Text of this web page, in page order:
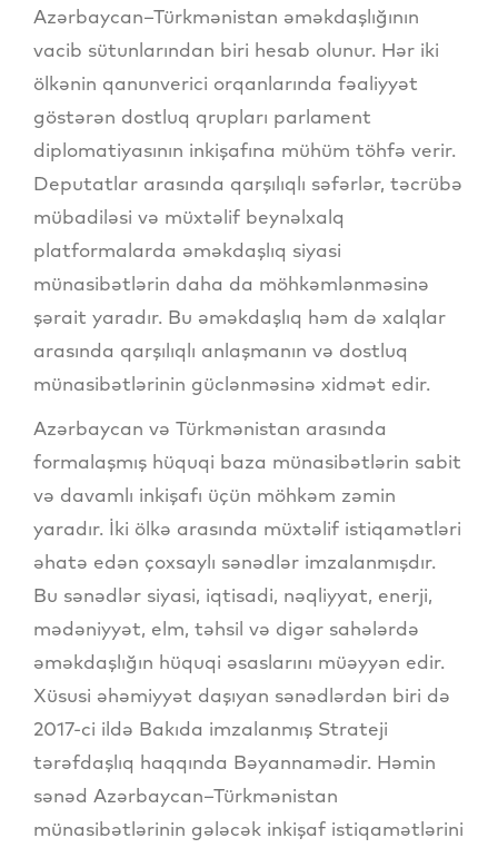
Azərbaycan–Türkmənistan əməkdaşlığının
vacib sütunlarından biri hesab olunur. Hər iki
ölkənin qanunverici orqanlarında fəaliyyət
göstərən dostluq qrupları parlament
diplomatiyasının inkişafına mühüm töhfə verir.
Deputatlar arasında qarşılıqlı səfərlər, təcrübə
mübadiləsi və müxtəlif beynəlxalq
platformalarda əməkdaşlıq siyasi
münasibətlərin daha da möhkəmlənməsinə
şərait yaradır. Bu əməkdaşlıq həm də xalqlar
arasında qarşılıqlı anlaşmanın və dostluq
münasibətlərinin güclənməsinə xidmət edir.
Azərbaycan və Türkmənistan arasında
formalaşmış hüquqi baza münasibətlərin sabit
və davamlı inkişafı üçün möhkəm zəmin
yaradır. İki ölkə arasında müxtəlif istiqamətləri
əhatə edən çoxsaylı sənədlər imzalanmışdır.
Bu sənədlər siyasi, iqtisadi, nəqliyyat, enerji,
mədəniyyət, elm, təhsil və digər sahələrdə
əməkdaşlığın hüquqi əsaslarını müəyyən edir.
Xüsusi əhəmiyyət daşıyan sənədlərdən biri də
2017-ci ildə Bakıda imzalanmış Strateji
tərəfdaşlıq haqqında Bəyannamədir. Həmin
sənəd Azərbaycan–Türkmənistan
münasibətlərinin gələcək inkişaf istiqamətlərini